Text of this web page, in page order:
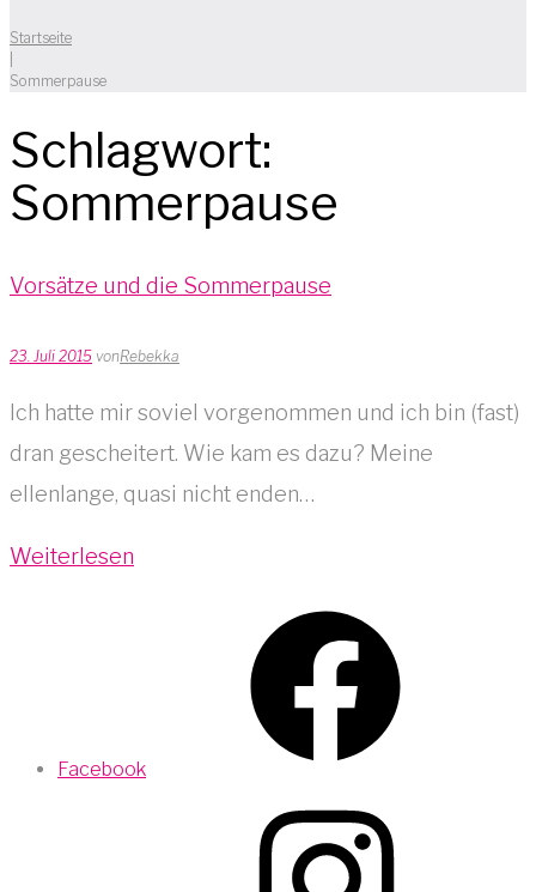
Startseite
Sommerpause
Schlagwort:
Sommerpause
Vorsätze und die Sommerpause
23. Juli 2015 vonRebekka
Ich hatte mir soviel vorgenommen und ich bin (fast)
dran gescheitert. Wie kam es dazu? Meine
ellenlange, quasi nicht enden…
Weiterlesen
Facebook